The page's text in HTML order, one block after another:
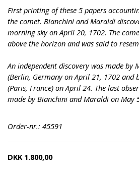
First printing of these 5 papers
the comet. Bianchini and Maraldi
morning sky on April 20, 1702. The
above the horizon and was said to
An independent discovery was made by
(Berlin, Germany on April 21, 1702 and
(Paris, France) on April 24. The last
made by Bianchini and Maraldi on May
Order-nr.: 45591
DKK 1.800,00